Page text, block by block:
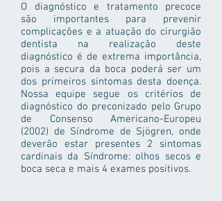
O diagnóstico e tratamento precoce
são importantes para prevenir
complicações e a atuação do cirurgião
dentista na realização deste
diagnóstico é de extrema importância,
pois a secura da boca poderá ser um
dos primeiros sintomas desta doença.
Nossa equipe segue os critérios de
diagnóstico do preconizado pelo Grupo
de Consenso Americano-Europeu
(2002) de Síndrome de Sjögren, onde
deverão estar presentes 2 sintomas
cardinais da Síndrome: olhos secos e
boca seca e mais 4 exames positivos.